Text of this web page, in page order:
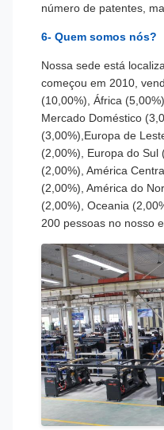
número de patentes,
6- Quem somos nós?
Nossa sede está
começou em 2010,
(10,00%), África
Mercado Doméstico
(3,00%),Europa de
(2,00%), Europa do Sul
(2,00%), América
(2,00%), América do
(2,00%), Oceania
200 pessoas no nosso